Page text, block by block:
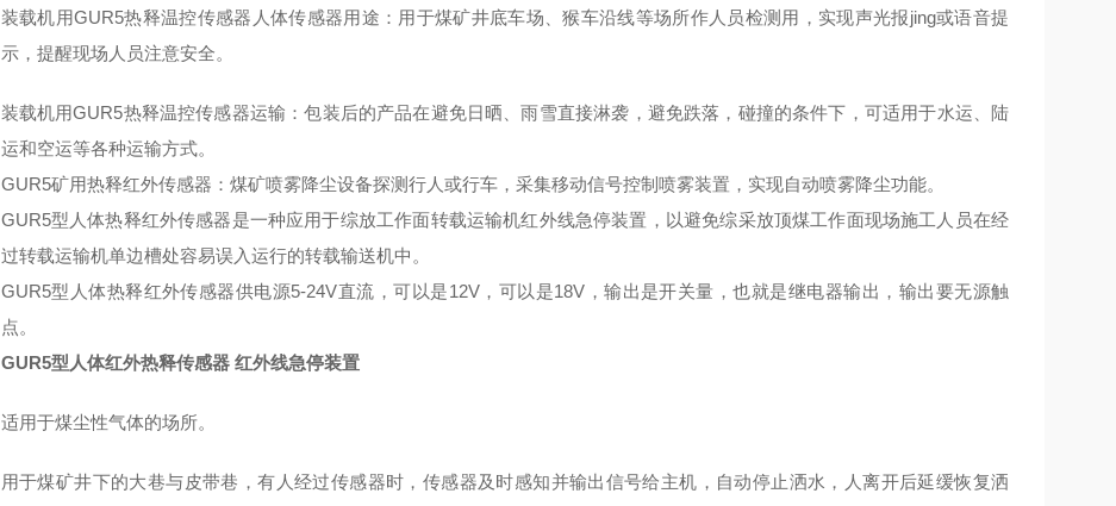
装载机用GUR5热释温控传感器人体传感器用途：用于煤矿井底车场、猴车沿线等场所作人员检测用，实现声光报jing或语音提
示，提醒现场人员注意安全。
装载机用GUR5热释温控传感器运输 ：包装后的产品在避免日晒、雨雪直接淋袭，避免跌落，碰撞的条件下，可适用于水运、陆
运和空运等各种运输方式。
GUR5矿用热释红外传感器 ： 煤矿喷雾降尘设备探测行人或行车，采集移动信号控制喷雾装置，实现自动喷雾降尘功能。
GUR5型人体热释红外传感器是一种应用于综放工作面转载运输机红外线急停装置，以避免综采放顶煤工作面现场施工人员在经
过转载运输机单边槽处容易误入运行的转载输送机中。
GUR5型人体热释红外传感器供电源5-24V直流，可以是12V， 可以是18V ，输出是开关量，也就是继电器输出 ， 输出要无源触
点。
GUR5型人体红外热释传感器 红外线急停装置
适用于煤尘性气体的场所。
用于煤矿井下的大巷与皮带巷，有人经过传感器时，传感器及时感知并输出信号给主机，自动停止洒水，人离开后延缓恢复洒